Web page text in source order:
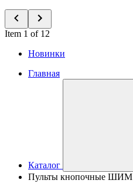
Item 1 of 12
Новинки
Главная
Каталог
Пульты кнопочные ШИМ